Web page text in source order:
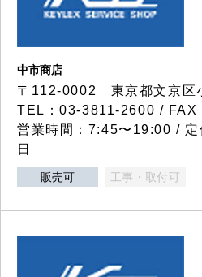
中市商店
〒112-0002 東京都文京区
TEL：03-3811-2600 / FAX
営業時間：7:45〜19:00 / 定
日
販売可 工事・取付可